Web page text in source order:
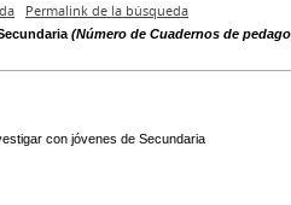
Permalink de la búsqueda
(Número de Cuadernos de
con jóvenes de Secundaria